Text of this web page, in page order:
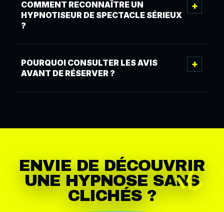
COMMENT RECONNAÎTRE UN
HYPNOTISEUR DE SPECTACLE SÉRIEUX
?
POURQUOI CONSULTER LES AVIS
AVANT DE RÉSERVER ?
ENVIE DE DÉCOUVRIR
UNE HYPNOSE SANS
CLICHÉS ?